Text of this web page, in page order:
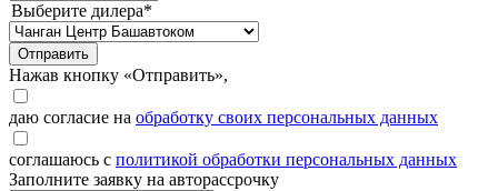
Выберите дилера*
Отправить
Нажав кнопку «Отправить»,
даю согласие на обработку своих персональных данных
соглашаюсь с политикой обработки персональных данных
Заполните заявку на авторассрочку